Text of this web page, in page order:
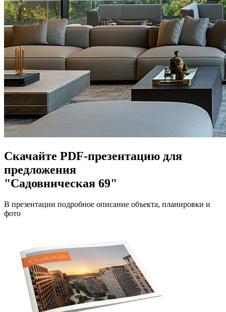
Скачайте PDF-презентацию для
предложения
"Садовническая 69"
В презентации подробное описание объекта, планировки и
фото